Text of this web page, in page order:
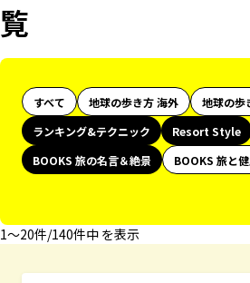
覧
すべて 地球の歩き方 海外 地球の歩
ランキング&テクニック
Resort Style
BOOKS 旅の名言＆絶景
BOOKS 旅と
1〜20件/140件中 を表示